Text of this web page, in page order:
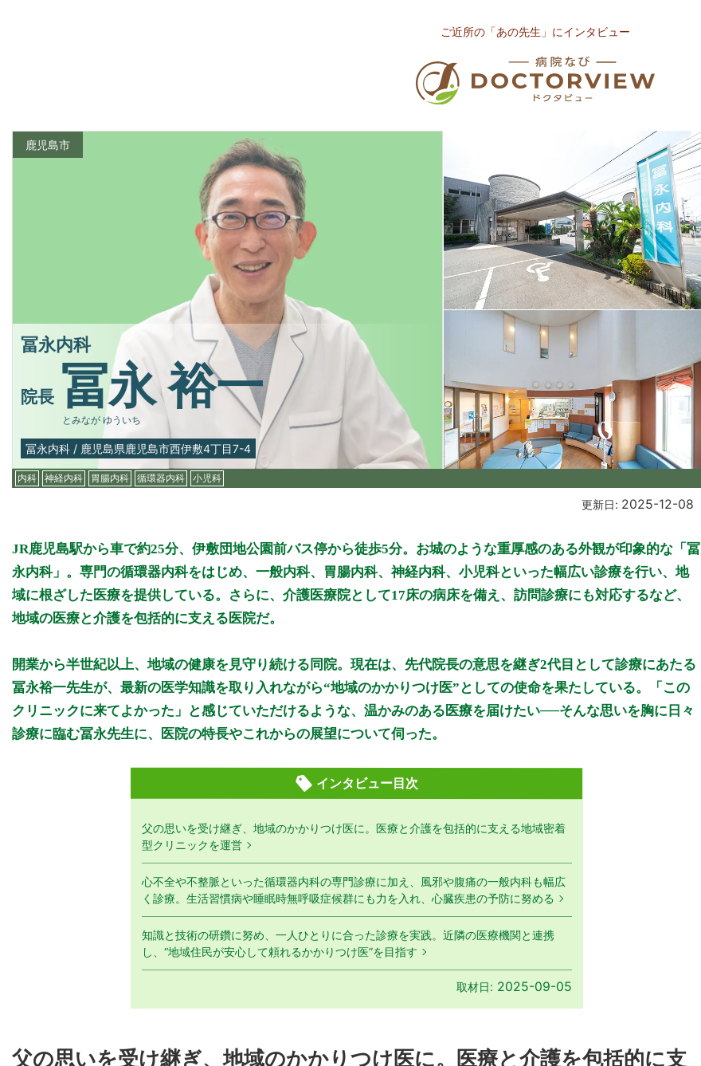
ご近所の「あの先生」にインタビュー
鹿児島市
冨永内科
院長 冨永 裕一
とみなが ゆういち
冨永内科 / 鹿児島県鹿児島市西伊敷4丁目7-4
内科 神経内科 胃腸内科 循環器内科 小児科
更新日: 2025-12-08
JR鹿児島駅から車で約25分、伊敷団地公園前バス停から徒歩5分。お城のような重厚感のある外観が印象的な「冨
永内科」。専門の循環器内科をはじめ、一般内科、胃腸内科、神経内科、小児科といった幅広い診療を行い、地
域に根ざした医療を提供している。さらに、介護医療院として17床の病床を備え、訪問診療にも対応するなど、
地域の医療と介護を包括的に支える医院だ。
開業から半世紀以上、地域の健康を見守り続ける同院。現在は、先代院長の意思を継ぎ2代目として診療にあたる
冨永裕一先生が、最新の医学知識を取り入れながら“地域のかかりつけ医”としての使命を果たしている。「この
クリニックに来てよかった」と感じていただけるような、温かみのある医療を届けたい──そんな思いを胸に日々
診療に臨む冨永先生に、医院の特長やこれからの展望について伺った。
インタビュー目次
父の思いを受け継ぎ、地域のかかりつけ医に。医療と介護を包括的に支える地域密着
型クリニックを運営
心不全や不整脈といった循環器内科の専門診療に加え、風邪や腹痛の一般内科も幅広
く診療。生活習慣病や睡眠時無呼吸症候群にも力を入れ、心臓疾患の予防に努める
知識と技術の研鑽に努め、一人ひとりに合った診療を実践。近隣の医療機関と連携
し、“地域住民が安心して頼れるかかりつけ医”を目指す
取材日: 2025-09-05
父の思いを受け継ぎ、地域のかかりつけ医に。医療と介護を包括的に支